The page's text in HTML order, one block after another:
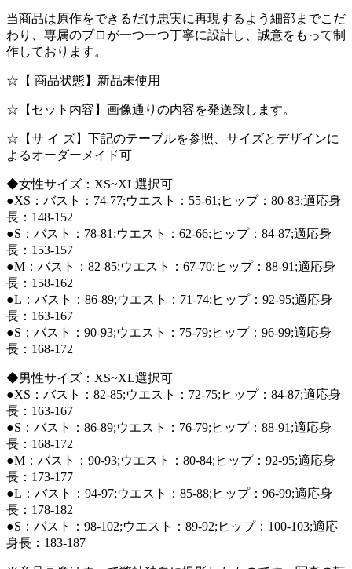
当商品は原作をできるだけ忠実に再現するよう細部までこだ
わり、専属のプロが一つ一つ丁寧に設計し、誠意をもって制
作しております。
☆【 商品状態】新品未使用
☆【セット内容】画像通りの内容を発送致します。
☆【サ イ ズ】下記のテーブルを参照、サイズとデザインに
よるオーダーメイド可
◆女性サイズ：XS~XL選択可
●XS：バスト：74-77;ウエスト：55-61;ヒップ：80-83;適応身
長：148-152
●S：バスト：78-81;ウエスト：62-66;ヒップ：84-87;適応身
長：153-157
●M：バスト：82-85;ウエスト：67-70;ヒップ：88-91;適応身
長：158-162
●L：バスト：86-89;ウエスト：71-74;ヒップ：92-95;適応身
長：163-167
●S：バスト：90-93;ウエスト：75-79;ヒップ：96-99;適応身
長：168-172
◆男性サイズ：XS~XL選択可
●XS：バスト：82-85;ウエスト：72-75;ヒップ：84-87;適応身
長：163-167
●S：バスト：86-89;ウエスト：76-79;ヒップ：88-91;適応身
長：168-172
●M：バスト：90-93;ウエスト：80-84;ヒップ：92-95;適応身
長：173-177
●L：バスト：94-97;ウエスト：85-88;ヒップ：96-99;適応身
長：178-182
●S：バスト：98-102;ウエスト：89-92;ヒップ：100-103;適応
身長：183-187